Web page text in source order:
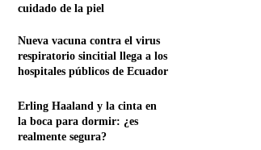
cuidado de la piel
Nueva vacuna contra el virus
respiratorio sincitial llega a los
hospitales públicos de Ecuador
Erling Haaland y la cinta en
la boca para dormir: ¿es
realmente segura?